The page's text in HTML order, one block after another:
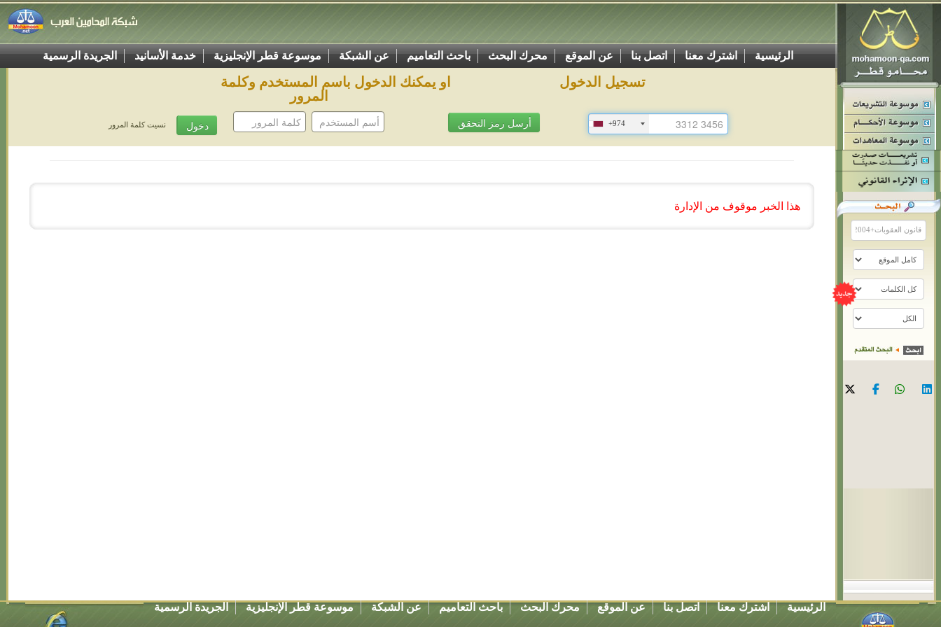
الرئيسية اشترك معنا اتصل بنا عن الموقع محرك البحث باحث التعاميم عن الشبكة موسوعة قطر الإنجليزية خدمة الأسانيد الجريدة الرسمية
تسجيل الدخول
او يمكنك الدخول باسم المستخدم وكلمة
المرور
+974 نسيت كلمة المرور
هذا الخبر موقوف من الإدارة
الرئيسية اشترك معنا اتصل بنا عن الموقع محرك البحث باحث التعاميم عن الشبكة موسوعة قطر الإنجليزية الجريدة الرسمية